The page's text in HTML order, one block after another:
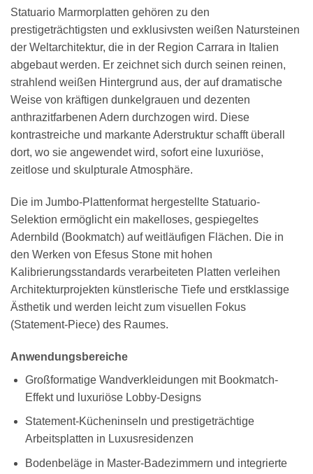
Statuario Marmorplatten gehören zu den
prestigeträchtigsten und exklusivsten weißen Natursteinen
der Weltarchitektur, die in der Region Carrara in Italien
abgebaut werden. Er zeichnet sich durch seinen reinen,
strahlend weißen Hintergrund aus, der auf dramatische
Weise von kräftigen dunkelgrauen und dezenten
anthrazitfarbenen Adern durchzogen wird. Diese
kontrastreiche und markante Aderstruktur schafft überall
dort, wo sie angewendet wird, sofort eine luxuriöse,
zeitlose und skulpturale Atmosphäre.
Die im Jumbo-Plattenformat hergestellte Statuario-
Selektion ermöglicht ein makelloses, gespiegeltes
Adernbild (Bookmatch) auf weitläufigen Flächen. Die in
den Werken von Efesus Stone mit hohen
Kalibrierungsstandards verarbeiteten Platten verleihen
Architekturprojekten künstlerische Tiefe und erstklassige
Ästhetik und werden leicht zum visuellen Fokus
(Statement-Piece) des Raumes.
Anwendungsbereiche
Großformatige Wandverkleidungen mit Bookmatch-
Effekt und luxuriöse Lobby-Designs
Statement-Kücheninseln und prestigeträchtige
Arbeitsplatten in Luxusresidenzen
Bodenbeläge in Master-Badezimmern und integrierte